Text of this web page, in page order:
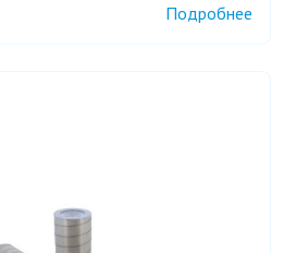
Подробнее